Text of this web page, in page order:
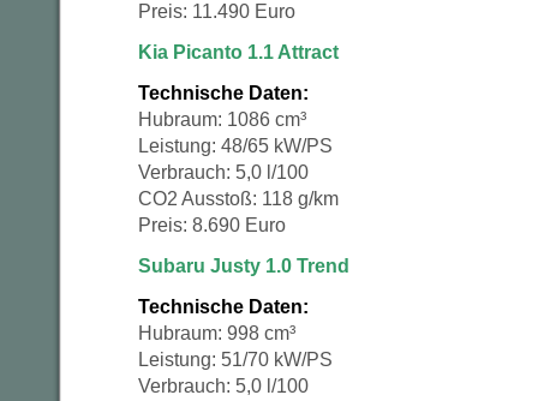
Preis: 11.490 Euro
Kia Picanto 1.1 Attract
Technische Daten:
Hubraum: 1086 cm³
Leistung: 48/65 kW/PS
Verbrauch: 5,0 l/100
CO2 Ausstoß: 118 g/km
Preis: 8.690 Euro
Subaru Justy 1.0 Trend
Technische Daten:
Hubraum: 998 cm³
Leistung: 51/70 kW/PS
Verbrauch: 5,0 l/100